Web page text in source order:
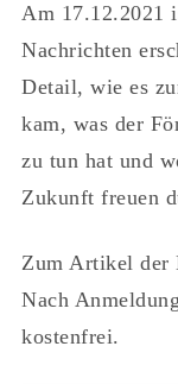
Am 17.12.2021
Nachrichten
Detail, wie es
kam, was der
zu tun hat und
Zukunft freuen
Zum Artikel der
Nach
kostenfrei.